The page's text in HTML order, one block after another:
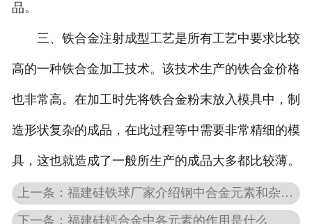
品。
三、铁合金注射成型工艺是所有工艺中要求比较
高的一种铁合金加工技术。该技术生产的铁合金价格
也非常高。在加工时先将铁合金粉末放入模具中，制
造形状复杂的成品，在此过程等中需要非常精细的模
具，这也就造成了一般所生产的成品大多都比较薄。
上一条：福建硅铁球厂家介绍钢中合金元素和杂质元素的影响
下一条：福建硅钙合金中各元素的作用是什么